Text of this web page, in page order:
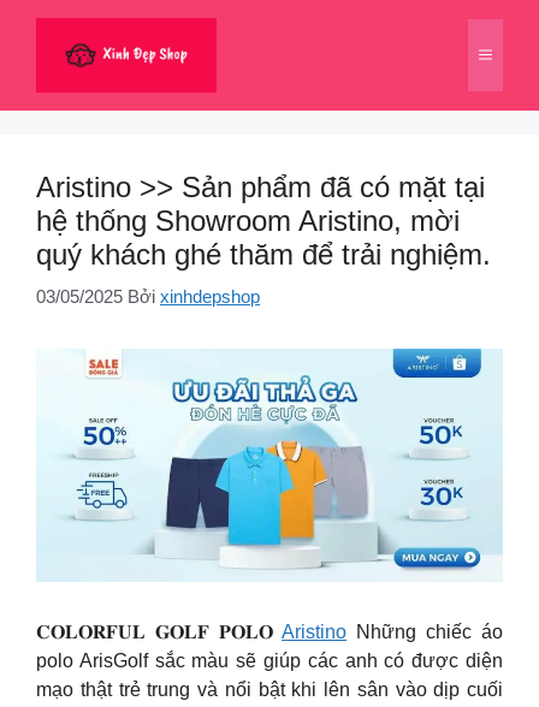
dung
Menu
Aristino >> Sản phẩm đã có mặt tại
hệ thống Showroom Aristino, mời
quý khách ghé thăm để trải nghiệm.
03/05/2025 Bởi xinhdepshop
𝐂𝐎𝐋𝐎𝐑𝐅𝐔𝐋 𝐆𝐎𝐋𝐅 𝐏𝐎𝐋𝐎 Aristino Những chiếc áo
polo ArisGolf sắc màu sẽ giúp các anh có được diện
mạo thật trẻ trung và nổi bật khi lên sân vào dịp cuối